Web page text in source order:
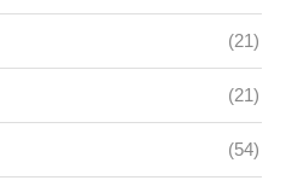
(21)
(21)
(54)